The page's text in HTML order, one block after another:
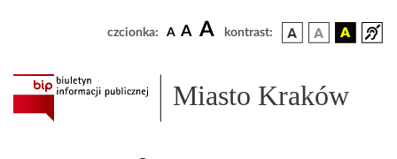
czcionka: A A A kontrast:
Miasto Kraków